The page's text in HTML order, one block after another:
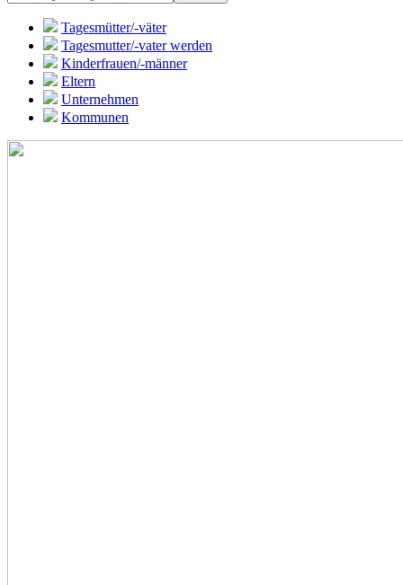
Tagesmütter/-väter
Tagesmutter/-vater werden
Kinderfrauen/-männer
Eltern
Unternehmen
Kommunen